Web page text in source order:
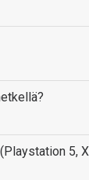
5,